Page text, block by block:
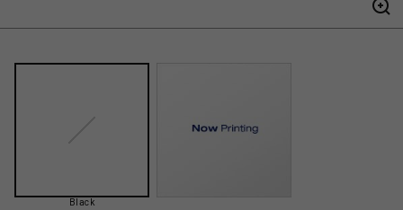
Black